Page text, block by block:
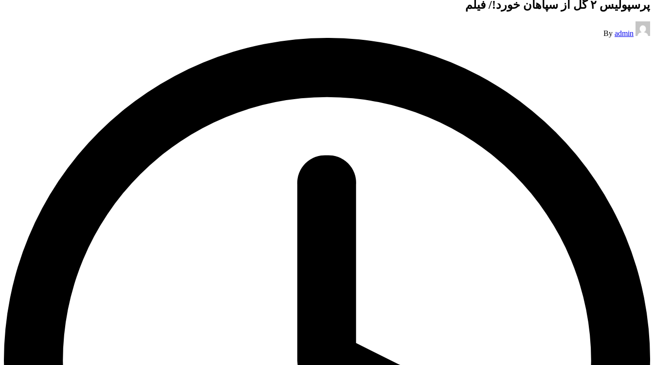
پرسپولیس ۲ گل از سپاهان خورد!/ فیلم
Posted
by
By admin